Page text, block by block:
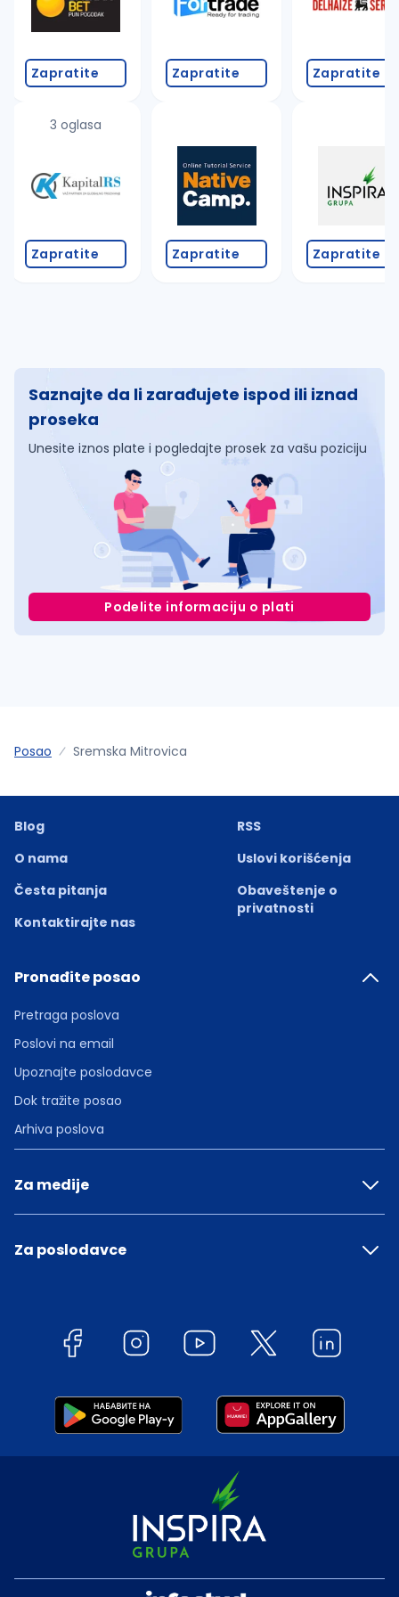
Zapratite
3 oglasa
Zapratite
Zapratite
Zapratite
Zapratite
Zapratite
Saznajte da li zarađujete ispod ili iznad
proseka
Unesite iznos plate i pogledajte prosek za vašu poziciju
Podelite informaciju o plati
Posao Sremska Mitrovica
Blog
O nama
Česta pitanja
Kontaktirajte nas
RSS
Uslovi korišćenja
Obaveštenje o
privatnosti
Pronađite posao
Pretraga poslova
Poslovi na email
Upoznajte poslodavce
Dok tražite posao
Arhiva poslova
Za medije
Za poslodavce